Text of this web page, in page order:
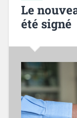
Le
été signé